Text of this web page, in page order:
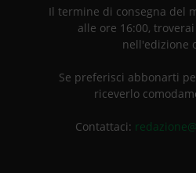
Il termine di consegna del
alle ore 16:00,
nell'edizione
Se preferisci abbonarti
riceverlo
Contattaci: